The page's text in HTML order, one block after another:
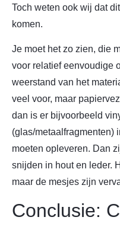
Toch weten ook wij dat
komen.
Je moet het zo zien, die
voor relatief eenvoudige
weerstand van het
veel voor, maar
dan is er bijvoorbeeld
(glas/metaalfragmenten)
moeten opleveren. Dan
snijden in hout en leder.
maar de mesjes zijn
Conclusie: